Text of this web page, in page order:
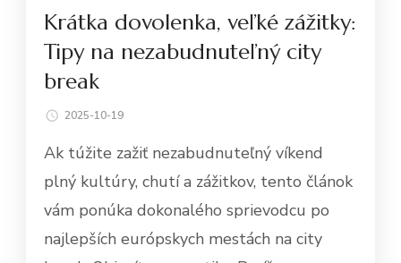
Krátka dovolenka, veľké zážitky:
Tipy na nezabudnuteľný city
break
2025-10-19
Ak túžite zažiť nezabudnuteľný víkend
plný kultúry, chutí a zážitkov, tento článok
vám ponúka dokonalého sprievodcu po
najlepších európskych mestách na city